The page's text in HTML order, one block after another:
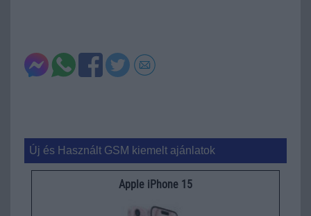
Új és Használt GSM kiemelt ajánlatok
Apple iPhone 15